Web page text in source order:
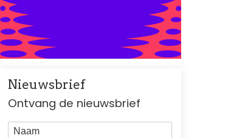
Nieuwsbrief
Ontvang de nieuwsbrief
Naam